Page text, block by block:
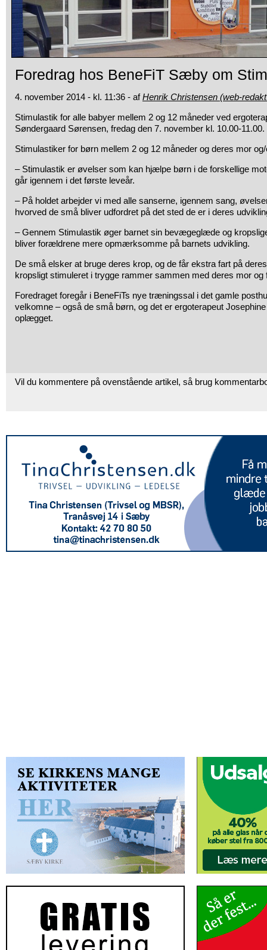
Foredrag hos BeneFiT Sæby om
4. november 2014 - kl. 11:36 - afHenrik Christensen (web-
Stimulastik for alle babyer mellem 2 og 12 måneder ved
Søndergaard Sørensen, fredag den 7. november kl. 10.00-11.00.
Stimulastiker for børn mellem 2 og 12 måneder og deres mor og/
– Stimulastik er øvelser som kan hjælpe børn i de forskellige
går igennem i det første leveår.
– På holdet arbejder vi med alle sanserne, igennem sang,
hvorved de små bliver udfordret på det sted de er i deres
– Gennem Stimulastik øger barnet sin bevægeglæde og
bliver forældrene mere opmærksomme på barnets udvikling.
De små elsker at bruge deres krop, og de får ekstra fart på
kropsligt stimuleret i trygge rammer sammen med deres mor og
Foredraget foregår i BeneFiTs nye træningssal i det gamle
velkomne – også de små børn, og det er ergoterapeut
oplægget.
Vil du kommentere på ovenstående artikel, så brug